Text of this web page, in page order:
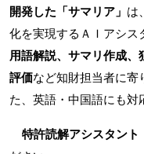
開発した「サマリア」 は
化を実現するＡＩアシス
用語解説、サマリ作成
評価など知財担当者に寄
た、英語・中国語にも対
特許読解アシスタント